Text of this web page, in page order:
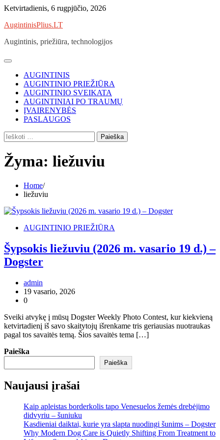
Skip
content
Ketvirtadienis, 6 rugpjūčio, 2026
AugintinisPlius.LT
Augintinis, priežiūra, technologijos
AUGINTINIS
AUGINTINIO PRIEŽIŪRA
AUGINTINIO SVEIKATA
AUGINTINIAI PO TRAUMŲ
ĮVAIRENYBĖS
PASLAUGOS
Ieškoti:
Žyma: liežuviu
Home
liežuviu
AUGINTINIO PRIEŽIŪRA
Šypsokis liežuviu (2026 m. vasario 19 d.) –
Dogster
admin
19 vasario, 2026
0
Sveiki atvykę į mūsų Dogster Weekly Photo Contest, kur kiekvieną
ketvirtadienį iš savo skaitytojų išrenkame tris geriausias nuotraukas
pagal tos savaitės temą. Šios savaitės tema […]
Paieška
Paieška
Naujausi įrašai
Kaip apleistas borderkolis tapo Venesuelos žemės drebėjimo
didvyriu – šuniuku
Kasdieniai daiktai, kurie yra slapta nuodingi šunims – Dogster
Why Modern Dog Care is Quietly Shifting From Treatment to